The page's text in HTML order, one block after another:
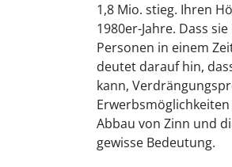
1,8 Mio. stieg. Ihren
1980er-Jahre. Dass
Personen in einem
deutet darauf hin,
kann,
Abbau von Zinn und
gewisse Bedeutung.